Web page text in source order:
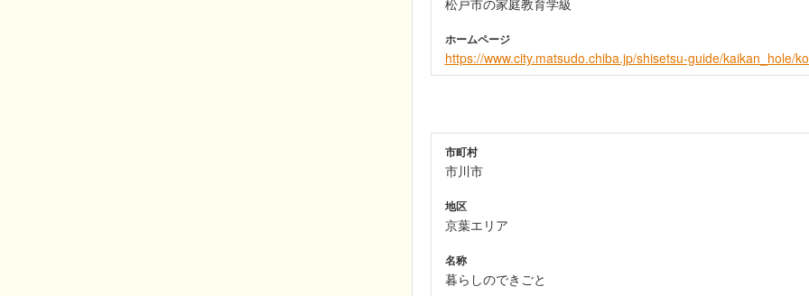
ホームページ
https://www.city.matsudo.chiba.jp/shisetsu-guide/kaikan_hole/
市町村
市川市
地区
京葉エリア
名称
暮らしのできごと